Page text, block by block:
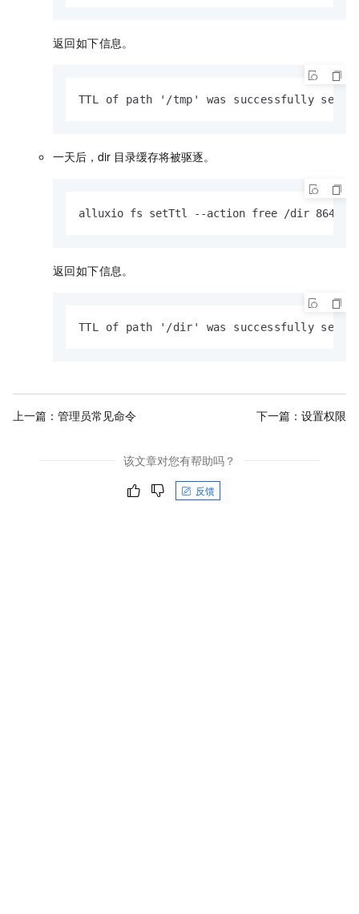
返回如下信息。
TTL of path '/tmp' was successfully set
一天后， dir 目录缓存将被驱逐。
alluxio fs setTtl --action free /dir
返回如下信息。
TTL of path '/dir' was successfully set to
上一篇： 管理员常见命令 下一篇： 设置权限
该文章对您有帮助吗？
反馈